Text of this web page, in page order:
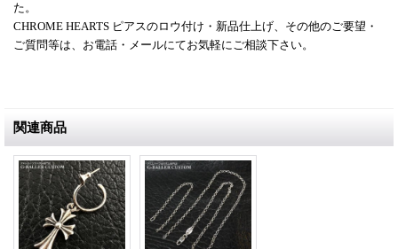
た。
CHROME HEARTS ピアスのロウ付け・新品仕上げ、その他のご要望・
ご質問等は、お電話・メールにてお気軽にご相談下さい。
関連商品